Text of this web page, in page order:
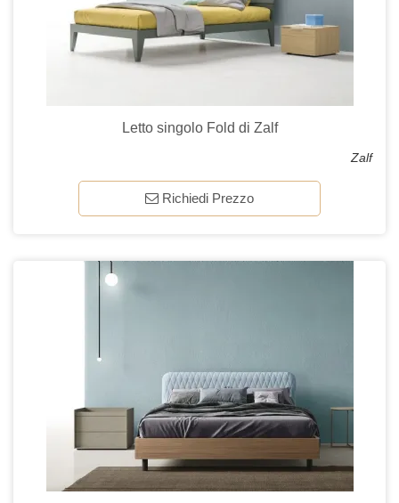
Letto singolo Fold di Zalf
Zalf
Richiedi Prezzo